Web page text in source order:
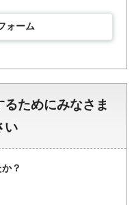
ォーム
ためにみなさま
い
？